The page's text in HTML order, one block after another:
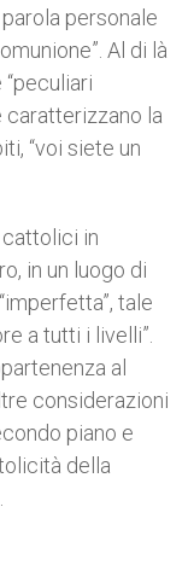
personale
Al di là
caratterizzano la
“voi siete un
in
in un luogo di
tale
a tutti i livelli”.
al
considerazioni
piano e
della